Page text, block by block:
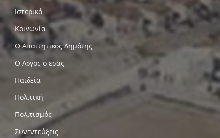
Ιστορικά
Κοινωνία
Ο Απαιτητικός Δημότης
Ο Λόγος σ'εσας
Παιδεία
Πολιτική
Πολιτισμός
Συνεντεύξεις